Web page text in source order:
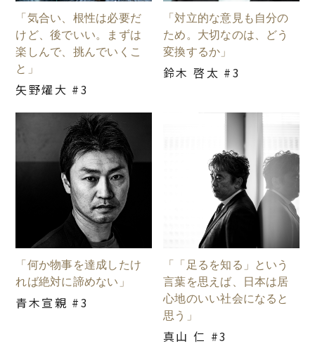
「気合い、根性は必要だ
けど、後でいい。まずは
楽しんで、挑んでいくこ
と」
矢野燿大 #3
「対立的な意見も自分の
ため。大切なのは、どう
変換するか」
鈴木 啓太 #3
「何か物事を達成したけ
れば絶対に諦めない」
青木宣親 #3
「「足るを知る」という
言葉を思えば、日本は居
心地のいい社会になると
思う」
真山 仁 #3